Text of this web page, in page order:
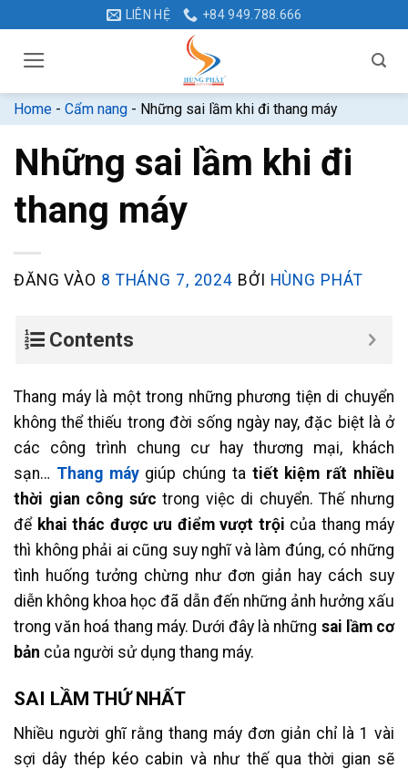
dung
LIÊN HỆ +84 949.788.666
Home - Cẩm nang - Những sai lầm khi đi thang máy
Những sai lầm khi đi
thang máy
ĐĂNG VÀO 8 THÁNG 7, 2024 BỞI HÙNG PHÁT
Contents
Thang máy là một trong những phương tiện di chuyển
không thể thiếu trong đời sống ngày nay, đặc biệt là ở
các công trình chung cư hay thương mại, khách
sạn… Thang máygiúp chúng ta tiết kiệm rất nhiều
thời gian công sức trong việc di chuyển. Thế nhưng
để khai thác được ưu điểm vượt trội của thang máy
thì không phải ai cũng suy nghĩ và làm đúng, có những
tình huống tưởng chừng như đơn giản hay cách suy
diễn không khoa học đã dẫn đến những ảnh hưởng xấu
trong văn hoá thang máy. Dưới đây là những sai lầm cơ
bản của người sử dụng thang máy.
SAI LẦM THỨ NHẤT
Nhiều người ghĩ rằng thang máy đơn giản chỉ là 1 vài
sợi dây thép kéo cabin và như thế qua thời gian sẽ